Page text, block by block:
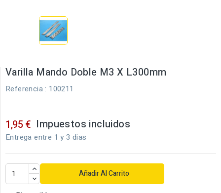
Varilla Mando Doble M3 X L300mm
Referencia : 100211
1,95 € Impuestos incluidos
Entrega entre 1 y 3 dias
Añadir Al Carrito